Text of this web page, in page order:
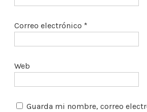
Correo electrónico *
Web
Guarda mi nombre, correo